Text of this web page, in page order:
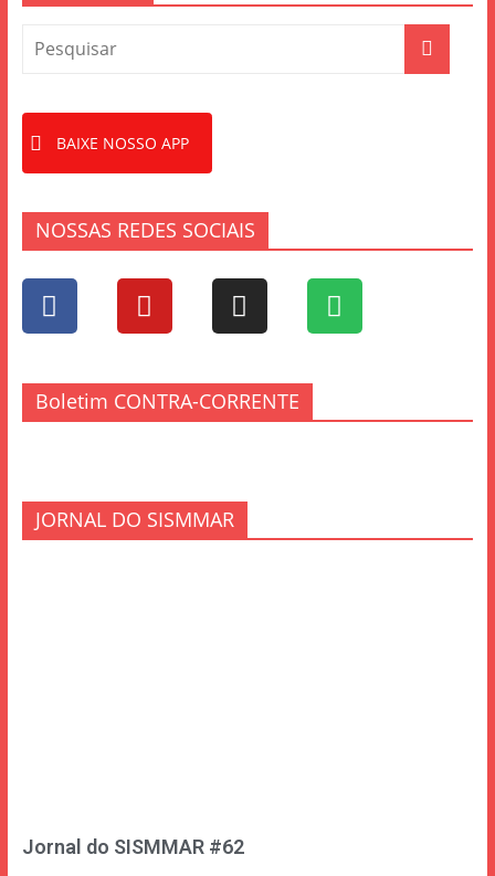
BAIXE NOSSO APP
NOSSAS REDES SOCIAIS
Boletim CONTRA-CORRENTE
JORNAL DO SISMMAR
Jornal do SISMMAR #62